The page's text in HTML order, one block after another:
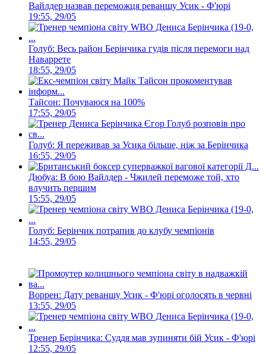
Вайлдер назвав переможця реваншу Усик - Ф'юрі
19:55, 29/05
Голуб: Весь район Берінчика гудів після перемоги над
Наваррете
18:55, 29/05
Тайсон: Почуваюся на 100%
17:55, 29/05
Голуб: Я переживав за Усика більше, ніж за Берінчика
16:55, 29/05
Дюбуа: В бою Вайлдер - Чжилей переможе той, хто
влучить першим
15:55, 29/05
Голуб: Берінчик потрапив до клубу чемпіонів
14:55, 29/05
Воррен: Дату реваншу Усик - Ф'юрі оголосять в червні
13:55, 29/05
Тренер Берінчика: Суддя мав зупиняти бій Усик - Ф'юрі
12:55, 29/05